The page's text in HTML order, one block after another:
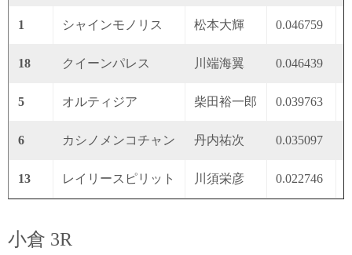
1 シャインモノリス 松本大輝 0.046759
18 クイーンパレス 川端海翼 0.046439
5 オルティジア 柴田裕一郎 0.039763
6 カシノメンコチャン 丹内祐次 0.035097
13 レイリースピリット 川須栄彦 0.022746
小倉 3R